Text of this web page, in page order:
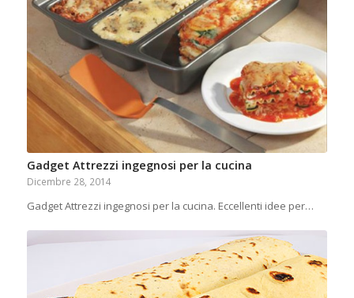
Gadget Attrezzi ingegnosi per la cucina
Dicembre 28, 2014
Gadget Attrezzi ingegnosi per la cucina. Eccellenti idee per…